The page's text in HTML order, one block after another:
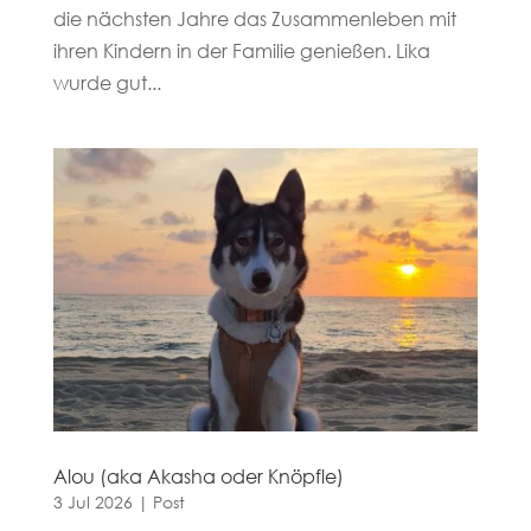
die nächsten Jahre das Zusammenleben mit
ihren Kindern in der Familie genießen. Lika
wurde gut...
Alou (aka Akasha oder Knöpfle)
3 Jul 2026 | Post